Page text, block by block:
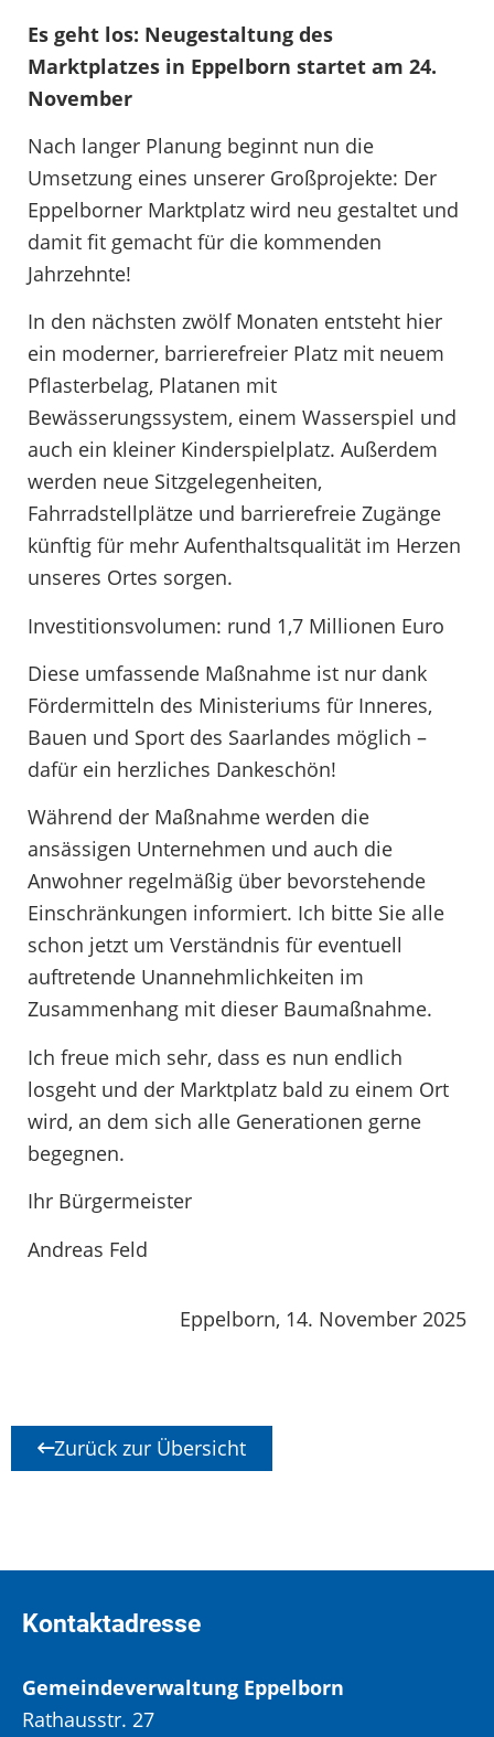
Es geht los: Neugestaltung des
Marktplatzes in Eppelborn startet am 24.
November
Nach langer Planung beginnt nun die
Umsetzung eines unserer Großprojekte: Der
Eppelborner Marktplatz wird neu gestaltet und
damit fit gemacht für die kommenden
Jahrzehnte!
In den nächsten zwölf Monaten entsteht hier
ein moderner, barrierefreier Platz mit neuem
Pflasterbelag, Platanen mit
Bewässerungssystem, einem Wasserspiel und
auch ein kleiner Kinderspielplatz. Außerdem
werden neue Sitzgelegenheiten,
Fahrradstellplätze und barrierefreie Zugänge
künftig für mehr Aufenthaltsqualität im Herzen
unseres Ortes sorgen.
Investitionsvolumen: rund 1,7 Millionen Euro
Diese umfassende Maßnahme ist nur dank
Fördermitteln des Ministeriums für Inneres,
Bauen und Sport des Saarlandes möglich –
dafür ein herzliches Dankeschön!
Während der Maßnahme werden die
ansässigen Unternehmen und auch die
Anwohner regelmäßig über bevorstehende
Einschränkungen informiert. Ich bitte Sie alle
schon jetzt um Verständnis für eventuell
auftretende Unannehmlichkeiten im
Zusammenhang mit dieser Baumaßnahme.
Ich freue mich sehr, dass es nun endlich
losgeht und der Marktplatz bald zu einem Ort
wird, an dem sich alle Generationen gerne
begegnen.
Ihr Bürgermeister
Andreas Feld
Eppelborn, 14. November 2025
Zurück zur Übersicht
Kontaktadresse
Gemeindeverwaltung Eppelborn
Rathausstr. 27